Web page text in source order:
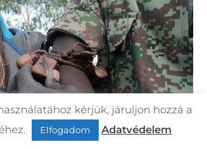
kérjük, járuljon hozzá a
Elfogadom Adatvédelem